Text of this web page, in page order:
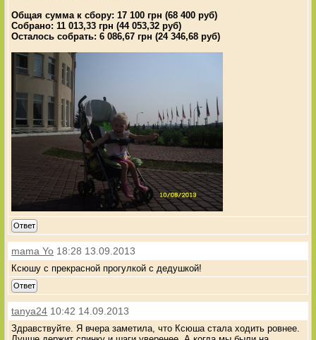
Общая сумма к сбору: 17 100 грн (68 400 руб)
Собрано: 11 013,33 грн (44 053,32 руб)
Осталось собрать: 6 086,67 грн (24 346,68 руб)
Ответ
mama Yo 18:28 13.09.2013
Ксюшу с прекрасной прогулкой с дедушкой!
Ответ
tanya24 10:42 14.09.2013
Здравствуйте. Я вчера заметила, что Ксюша стала ходить ровнее.